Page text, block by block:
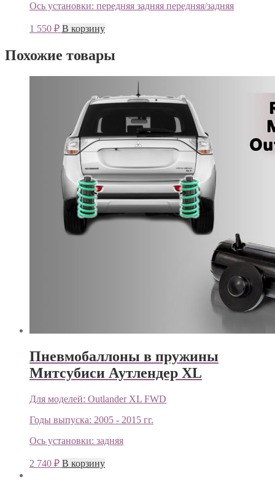
Ось установки: передняя задняя передняя/задняя
1 550 ₽ В корзину
Похожие товары
Пневмобаллоны в пружины
Митсубиси Аутлендер XL
Для моделей: Outlander XL FWD
Годы выпуска: 2005 - 2015 гг.
Ось установки: задняя
2 740 ₽ В корзину